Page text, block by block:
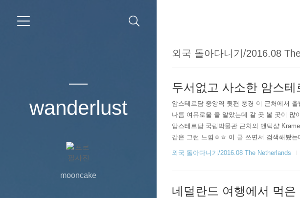
wanderlust
mooncake
외국 돌아다니기/2016.08
두서없고 사소한 암스
암스테르담 중앙역 뒷편 풍경 이 근처에서
나름 여유로울 줄 알았는데 갈 곳 볼 곳이 많
암스테르담 국립박물관 근처의 앤틱샵
같은 그런 느낌ㅎㅎ 이 글 쓰면서 검색해봤
된 곳일 줄 알았기 때문에 오히려 김이 빠졌
외국 돌아다니기/2016.08 The Netherlands
네덜란드 여행에서 먹은